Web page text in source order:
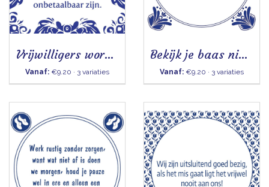
Vrijwilligers worden niet betaald - Tegeltje
Vanaf: €9.20 · 3 variaties
Bekijk je baas niet als baas
Vanaf: €9.20 · 3 variaties